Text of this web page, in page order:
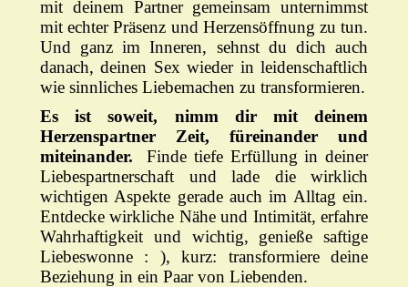
mit deinem Partner gemeinsam unternimmst
mit echter Präsenz und Herzensöffnung zu tun.
Und ganz im Inneren, sehnst du dich auch
danach, deinen Sex wieder in leidenschaftlich
wie sinnliches Liebemachen zu transformieren.
Es ist soweit, nimm dir mit deinem
Herzenspartner Zeit, füreinander und
miteinander. Finde tiefe Erfüllung in deiner
Liebespartnerschaft und lade die wirklich
wichtigen Aspekte gerade auch im Alltag ein.
Entdecke wirkliche Nähe und Intimität, erfahre
Wahrhaftigkeit und wichtig, genieße saftige
Liebeswonne : ), kurz: transformiere deine
Beziehung in ein Paar von Liebenden.